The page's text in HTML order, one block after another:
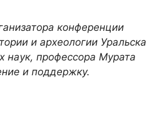
конференции
и археологии Уральска
наук, профессора Мурата
и поддержку.